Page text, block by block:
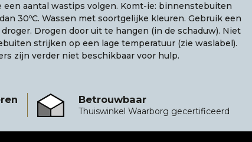
aantal wastips volgen. Komt-ie: binnenstebuiten
30ºC. Wassen met soortgelijke kleuren. Gebruik een
Drogen door uit te hangen (in de schaduw). Niet
strijken op een lage temperatuur (zie waslabel).
zijn verder niet beschikbaar voor hulp.
Betrouwbaar
Thuiswinkel Waarborg gecertificeerd
Betrouwbaar